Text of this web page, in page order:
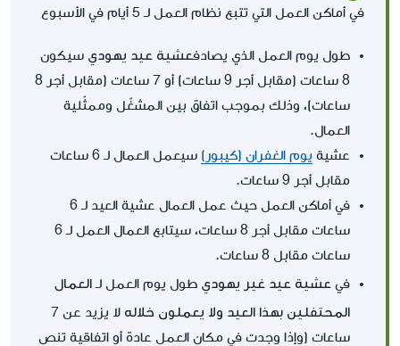
في أماكن العمل التي تتبع نظام العمل لـ 5 أيام في الأسبوع
طول يوم العمل الذي يصادفعشية عيد يهودي سيكون
8 ساعات (مقابل أجر 9 ساعات) أو 7 ساعات (مقابل أجر 8
ساعات)، وذلك بموجب اتفاق بين المشغّل وممثّلية
العمال.
عشية يوم الغفران (كيبور)
سيعمل العمال لـ 6 ساعات
مقابل أجر 9 ساعات.
في أماكن العمل حيث عمل العمال عشية العيد لـ 6
ساعات مقابل أجر 8 ساعات، سيتابع العمال العمل لـ 6
ساعات مقابل 8 ساعات.
في عشية عيد غير يهودي طول يوم العمل لـالعمال
المحتفلين بهذا العيد ولا يعملون خلاله
لا يزيد عن 7
ساعات (وإذا وجدت في مكان العمل عادة أو اتفاقية تنص